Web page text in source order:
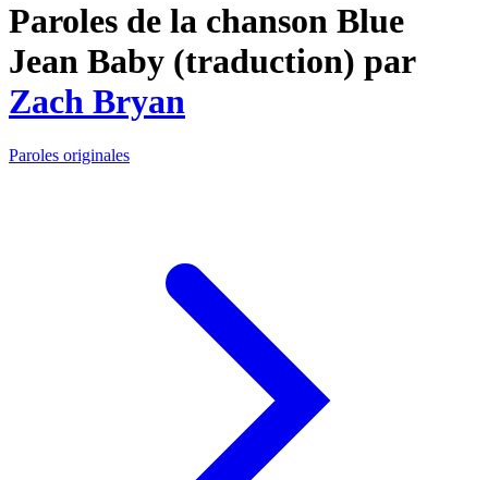
Paroles de la chanson Blue
Jean Baby (traduction) par
Zach Bryan
Paroles originales